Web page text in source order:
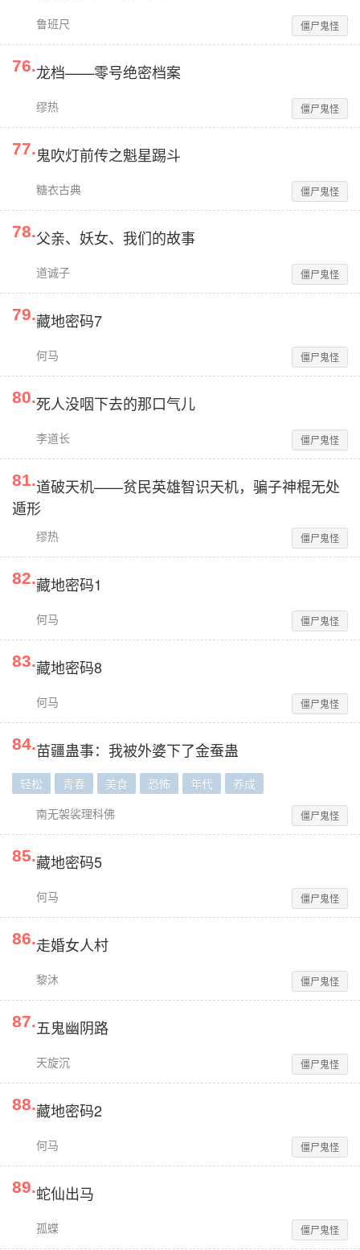
鲁班尺 僵尸鬼怪
76.龙档——零号绝密档案
缪热 僵尸鬼怪
77.鬼吹灯前传之魁星踢斗
糖衣古典 僵尸鬼怪
78.父亲、妖女、我们的故事
道诚子 僵尸鬼怪
79.藏地密码7
何马 僵尸鬼怪
80.死人没咽下去的那口气儿
李道长 僵尸鬼怪
81.道破天机——贫民英雄智识天机，骗子神棍无处
遁形
缪热 僵尸鬼怪
82.藏地密码1
何马 僵尸鬼怪
83.藏地密码8
何马 僵尸鬼怪
84.苗疆蛊事：我被外婆下了金蚕蛊
轻松 青春 美食 恐怖 年代
养成
南无袈裟理科佛
僵尸鬼怪
85.藏地密码5
何马 僵尸鬼怪
86.走婚女人村
黎沐 僵尸鬼怪
87.五鬼幽阴路
天旋沉 僵尸鬼怪
88.藏地密码2
何马 僵尸鬼怪
89.蛇仙出马
孤蝶 僵尸鬼怪